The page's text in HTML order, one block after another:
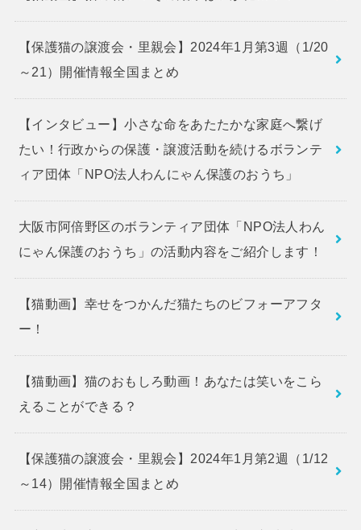
【保護猫の譲渡会・里親会】2024年1月第3週（1/20
～21）開催情報全国まとめ
【インタビュー】小さな命をあたたかな家庭へ繋げ
たい！行政からの保護・譲渡活動を続けるボランテ
ィア団体「NPO法人わんにゃん保護のおうち」
大阪市阿倍野区のボランティア団体「NPO法人わん
にゃん保護のおうち」の活動内容をご紹介します！
【猫動画】幸せをつかんだ猫たちのビフォーアフタ
ー！
【猫動画】猫のおもしろ動画！あなたは笑いをこら
えることができる？
【保護猫の譲渡会・里親会】2024年1月第2週（1/12
～14）開催情報全国まとめ